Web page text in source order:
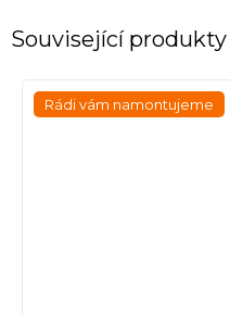
Související produkty
Rádi vám namontujeme